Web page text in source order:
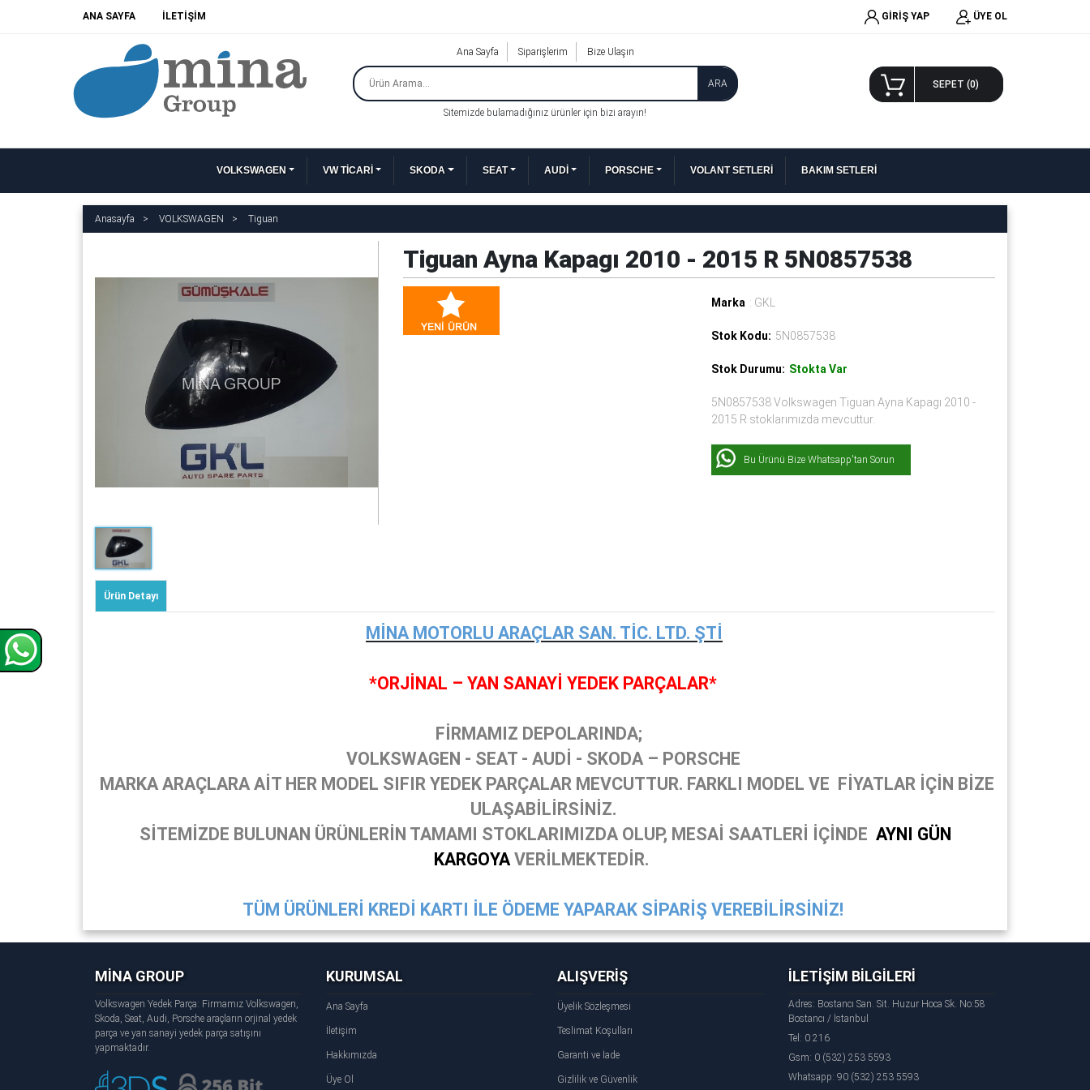
ANA SAYFA İLETİŞİM GİRİŞ YAP ÜYE OL
Ana Sayfa Siparişlerim Bize Ulaşın
ARA
Sitemizde bulamadığınız ürünler için bizi arayın!
SEPET (0)
VOLKSWAGEN VW TİCARİ SKODA SEAT AUDİ PORSCHE VOLANT SETLERİ BAKIM SETLERİ
Anasayfa VOLKSWAGEN Tiguan
Tiguan Ayna Kapagı 2010 - 2015 R 5N0857538
Marka : GKL
Stok Kodu: 5N0857538
Stok Durumu: Stokta Var
5N0857538 Volkswagen Tiguan Ayna Kapagı 2010 -
2015 R stoklarımızda mevcuttur.
Bu Ürünü Bize Whatsapp'tan Sorun
Ürün Detayı
MİNA MOTORLU ARAÇLAR SAN. TİC. LTD. ŞTİ
*ORJİNAL – YAN SANAYİ YEDEK PARÇALAR*
FİRMAMIZ DEPOLARINDA;
VOLKSWAGEN - SEAT - AUDİ - SKODA – PORSCHE
MARKA ARAÇLARA AİT HER MODEL SIFIR YEDEK PARÇALAR MEVCUTTUR. FARKLI MODEL VE FİYATLAR İÇİN BİZE
ULAŞABİLİRSİNİZ.
SİTEMİZDE BULUNAN ÜRÜNLERİN TAMAMI STOKLARIMIZDA OLUP, MESAİ SAATLERİ İÇİNDE AYNI GÜN
KARGOYA VERİLMEKTEDİR.
TÜM ÜRÜNLERİ KREDİ KARTI İLE ÖDEME YAPARAK SİPARİŞ VEREBİLİRSİNİZ!
MİNA GROUP
Volkswagen Yedek Parça: Firmamız Volkswagen,
Skoda, Seat, Audi, Porsche araçların orjinal yedek
parça ve yan sanayi yedek parça satışını
yapmaktadır.
KURUMSAL
Ana Sayfa
İletişim
Hakkımızda
Üye Ol
ALIŞVERİŞ
Üyelik Sözleşmesi
Teslimat Koşulları
Garanti ve İade
Gizlilik ve Güvenlik
İLETİŞİM BİLGİLERİ
Adres: Bostancı San. Sit. Huzur Hoca Sk. No:58
Bostancı / İstanbul
Tel: 0 216
Gsm: 0 (532) 253 5593
Whatsapp: 90 (532) 253 5593